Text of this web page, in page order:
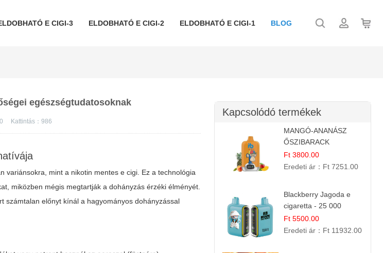
E CIGI-3 ELDOBHATÓ E CIGI-2 ELDOBHATÓ E CIGI-1 BLOG
egészségtudatosoknak
Kattintás：986
variánsokra, mint a nikotin mentes e cigi . Ez a technológia
miközben mégis megtartják a dohányzás érzéki élményét.
számtalan előnyt kínál a hagyományos dohányzással
Kapcsolódó termékek
MANGÓ-ANANÁSZ
ŐSZIBARACK
elektromos cigi – 12
000 befújás
Ft 3800.00
Eredeti ár： Ft 7251.00
Blackberry Jagoda e
cigaretta - 25 000
szívás
Ft 5500.00
Eredeti ár： Ft 11932.00